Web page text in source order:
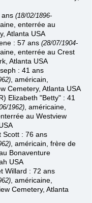
ans (18/02/1896-
enterrée au
, Atlanta USA
: 57 ans (28/07/1904-
enterrée au Crest
Atlanta USA
: 41 ans
, américain,
Cemetery, Atlanta USA
Elizabeth "Betty" : 41
1962) , américaine,
au Westview
Scott : 76 ans
, américain, frère de
Bonaventure
USA
Willard : 72 ans
, américaine,
Cemetery, Atlanta